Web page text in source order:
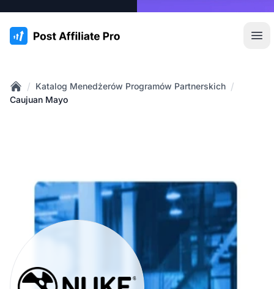
:site.title
Home
/ Katalog Menedżerów Programów Partnerskich /
Caujuan Mayo